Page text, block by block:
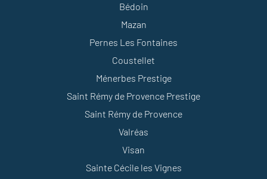
Bédoin
Mazan
Pernes Les Fontaines
Coustellet
Ménerbes Prestige
Saint Rémy de Provence Prestige
Saint Rémy de Provence
Valréas
Visan
Sainte Cécile les Vignes